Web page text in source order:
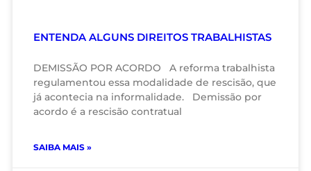
ENTENDA ALGUNS DIREITOS TRABALHISTAS
DEMISSÃO POR ACORDO A reforma trabalhista
regulamentou essa modalidade de rescisão, que
já acontecia na informalidade. Demissão por
acordo é a rescisão contratual
SAIBA MAIS »